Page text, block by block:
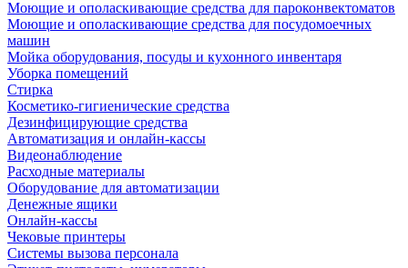
Моющие и ополаскивающие средства для пароконвектоматов
Моющие и ополаскивающие средства для посудомоечных
машин
Мойка оборудования, посуды и кухонного инвентаря
Уборка помещений
Стирка
Косметико-гигиенические средства
Дезинфицирующие средства
Автоматизация и онлайн-кассы
Видеонаблюдение
Расходные материалы
Оборудование для автоматизации
Денежные ящики
Онлайн-кассы
Чековые принтеры
Системы вызова персонала